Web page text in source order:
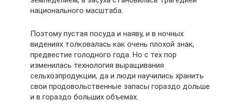
национального масштаба.
Поэтому пустая посуда и наяву, и в ночных
видениях толковалась как очень плохой знак,
предвестие голодного года. Но с тех пор
изменилась технология выращивания
сельхозпродукции, да и люди научились хранить
свои продовольственные запасы гораздо дольше
и в гораздо больших объемах.